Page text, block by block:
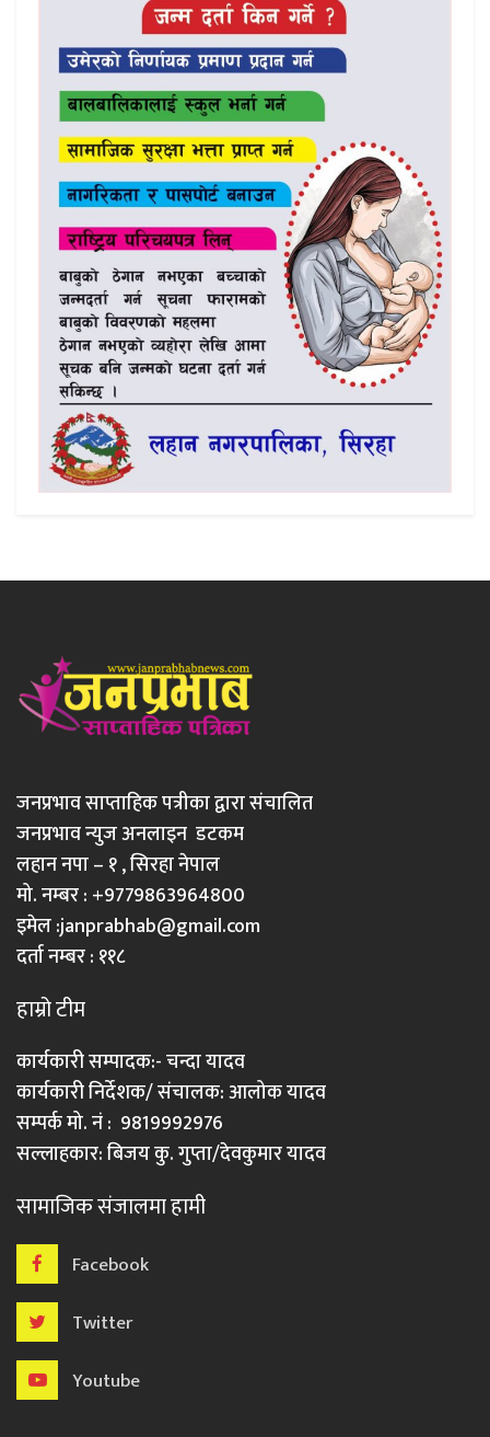
जनप्रभाव साप्ताहिक पत्रीका द्वारा संचालित
जनप्रभाव न्युज अनलाइन डटकम
लहान नपा – १ , सिरहा नेपाल
मो. नम्बर : +9779863964800
इमेल :janprabhab@gmail.com
दर्ता नम्बर : ११८
हाम्रो टीम
कार्यकारी सम्पादक:- चन्दा यादव
कार्यकारी निर्देशक/ संचालक: आलोक यादव
सम्पर्क मो. नं : 9819992976
सल्लाहकार: बिजय कु. गुप्ता/देवकुमार यादव
सामाजिक संजालमा हामी
Facebook
Twitter
Youtube